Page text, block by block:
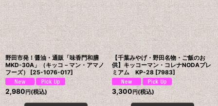
野田市発！醤油・通販「味香門和膳
MKD-30A」（キッコ－マン・アマノ
フーズ） [25-1076-017]
2,980円(税込)
【千葉みやげ・野田名物・ご飯のお
供】キッコーマン・コレナNODAプレ
ミアム KP-28 [7983]
3,300円 (税込)